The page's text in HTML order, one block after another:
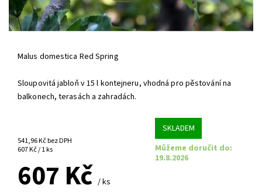
Malus domestica Red Spring
Sloupovitá jabloň v 15 l kontejneru, vhodná pro pěstování na
balkonech, terasách a zahradách.
541,96 Kč bez DPH
607 Kč / 1 ks
SKLADEM
Můžeme doručit do:
19.8.2026
607 Kč / ks